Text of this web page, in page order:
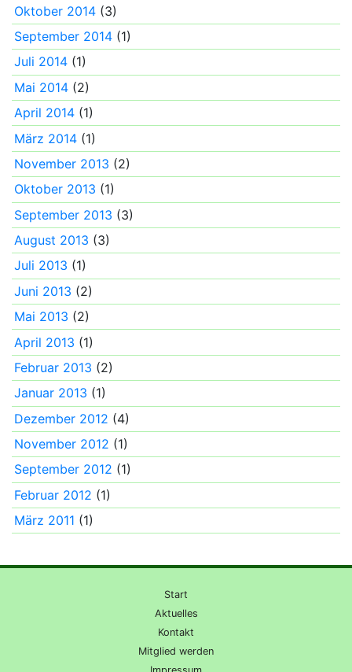
Oktober 2014 (3)
September 2014 (1)
Juli 2014 (1)
Mai 2014 (2)
April 2014 (1)
März 2014 (1)
November 2013 (2)
Oktober 2013 (1)
September 2013 (3)
August 2013 (3)
Juli 2013 (1)
Juni 2013 (2)
Mai 2013 (2)
April 2013 (1)
Februar 2013 (2)
Januar 2013 (1)
Dezember 2012 (4)
November 2012 (1)
September 2012 (1)
Februar 2012 (1)
März 2011 (1)
Start
Aktuelles
Kontakt
Mitglied werden